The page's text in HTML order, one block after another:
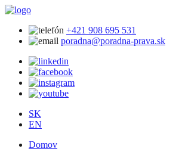
+421 908 695 531
poradna@poradna-prava.sk
SK
EN
Domov